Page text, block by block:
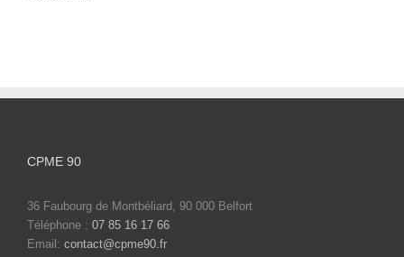
CPME 90
36 Faubourg de Montbéliard, 90 000 Belfort
Téléphone : 07 85 16 17 66
Email: contact@cpme90.fr